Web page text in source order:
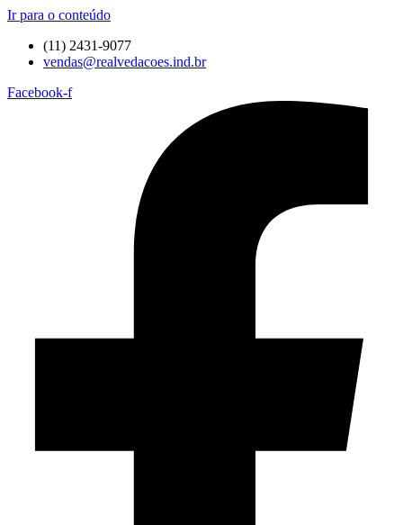
Ir para o conteúdo
(11) 2431-9077
vendas@realvedacoes.ind.br
Facebook-f